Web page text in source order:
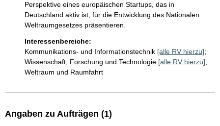
Perspektive eines europäischen Startups, das in
Deutschland aktiv ist, für die Entwicklung des Nationalen
Weltraumgesetzes präsentieren.
Interessenbereiche:
Kommunikations- und Informationstechnik [alle RV hierzu];
Wissenschaft, Forschung und Technologie [alle RV hierzu];
Weltraum und Raumfahrt
Angaben zu Aufträgen (1)